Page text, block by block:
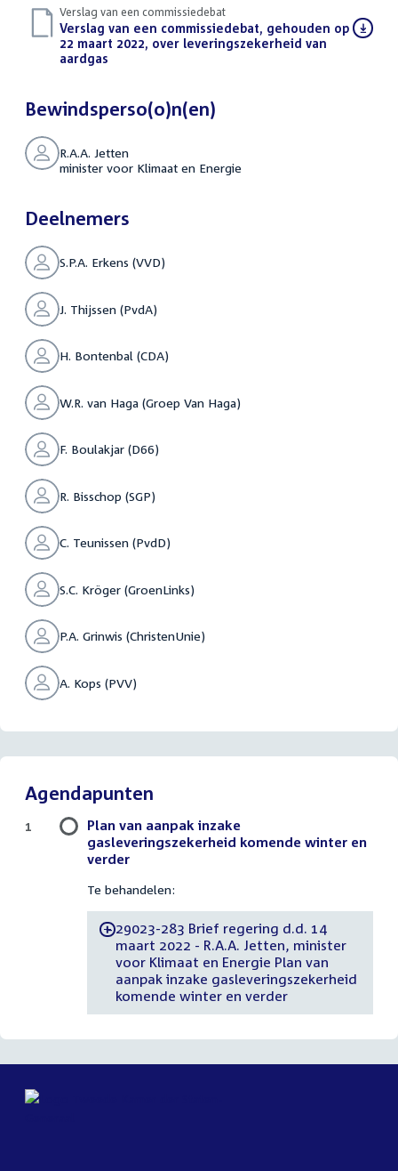
Verslag van een commissiedebat
Download
bestand:
Verslag van een commissiedebat, gehouden op
22 maart 2022, over leveringszekerheid van
aardgas
Bewindsperso(o)n(en)
R.A.A. Jetten
minister voor Klimaat en Energie
Deelnemers
S.P.A. Erkens (VVD)
J. Thijssen (PvdA)
H. Bontenbal (CDA)
W.R. van Haga (Groep Van Haga)
F. Boulakjar (D66)
R. Bisschop (SGP)
C. Teunissen (PvdD)
S.C. Kröger (GroenLinks)
P.A. Grinwis (ChristenUnie)
A. Kops (PVV)
Agendapunten
Plan van aanpak inzake
gasleveringszekerheid komende winter en
verder
Te behandelen:
-29023-283 Brief regering d.d. 14
maart 2022 - R.A.A. Jetten, minister
voor Klimaat en Energie Plan van
aanpak inzake gasleveringszekerheid
komende winter en verder
1